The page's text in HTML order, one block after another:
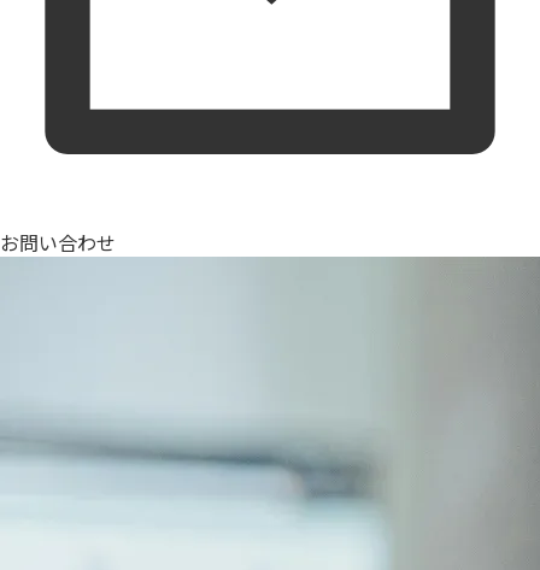
お問い合わせ